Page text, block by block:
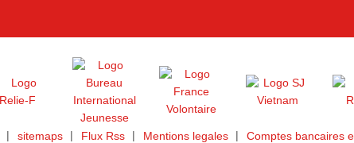
sitemaps Flux Rss Mentions legales Comptes bancaires